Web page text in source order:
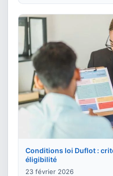
Conditions loi Duflot :
éligibilité
23 février 2026